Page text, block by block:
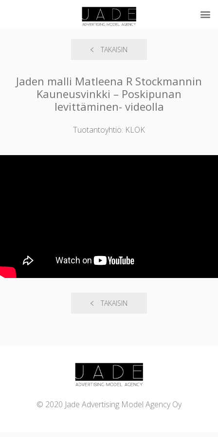
TAKAISIN
Jaden malli Matleena R Stockmannin
Kauneusvinkki – Poskipunan
levittäminen- videolla
Tuotantoyhtiö: KLOK
TAKAISIN
© 2020 Jade Advertising Model Agency Oy